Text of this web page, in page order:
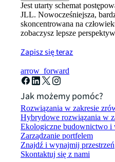
Jest utarty schemat
JLL. Nowocześniejsza,
skoncentrowana na
zobaczysz lepsze
Zapisz się teraz
arrow_forward
Jak możemy pomóc?
Rozwiązania w zakresie
Hybrydowe rozwiązania w
Ekologiczne budownictwo i
Zarządzanie portfelem
Znajdź i wynajmij przestrzeń
Skontaktuj się z nami